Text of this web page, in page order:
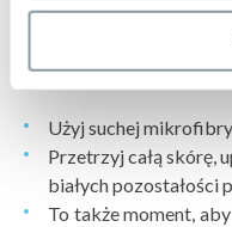
Cel:Upewnić się, że na
żadne resztki środka
Użyj suchej
Przetrzyj całą skórę,
białych pozostałości
To także moment,